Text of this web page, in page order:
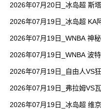
2026年07月20日_冰岛超 斯
2026年07月19日_冰岛超 KA
2026年07月19日_WNBA 神
2026年07月19日_WNBA 波
2026年07月19日_自由人VS
2026年07月19日_弗拉姆VS
2026年07月19日_冰岛超 维